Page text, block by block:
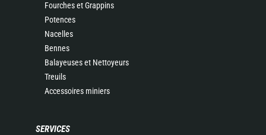
Fourches et Grappins
Potences
Nacelles
Bennes
Balayeuses et Nettoyeurs
Treuils
Accessoires miniers
SERVICES